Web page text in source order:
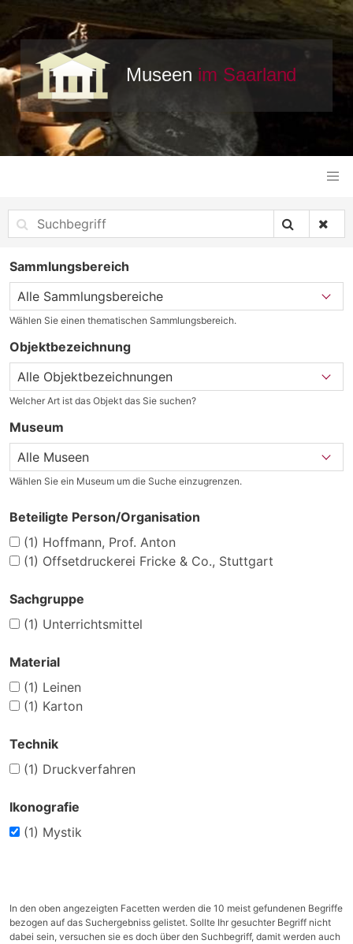
Sammlungsbereich
Wählen Sie einen thematischen Sammlungsbereich.
Objektbezeichnung
Welcher Art ist das Objekt das Sie suchen?
Museum
Wählen Sie ein Museum um die Suche einzugrenzen.
Beteiligte Person/Organisation
(1) Hoffmann, Prof. Anton
(1) Offsetdruckerei Fricke & Co., Stuttgart
Sachgruppe
(1) Unterrichtsmittel
Material
(1) Leinen
(1) Karton
Technik
(1) Druckverfahren
Ikonografie
(1) Mystik
In den oben angezeigten Facetten werden die 10 meist gefundenen Begriffe
bezogen auf das Suchergebniss gelistet. Sollte Ihr gesuchter Begriff nicht
dabei sein, versuchen sie es doch über den Suchbegriff, damit werden auch